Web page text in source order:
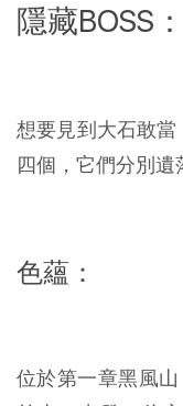
隱藏BOSS
想要見到大石敢
四個，它們分別遺
色蘊：
位於第一章黑風